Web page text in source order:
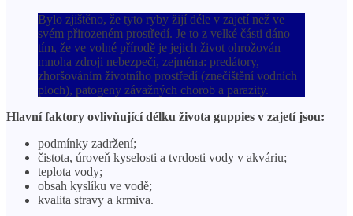
Bylo zjištěno, že tyto ryby žijí déle v zajetí než ve
svém přirozeném prostředí. Je to z velké části dáno
tím, že ve volné přírodě je jejich život ohrožován
mnoha zdroji nebezpečí, zejména: predátory,
zhoršováním životního prostředí (znečištění vodních
ploch), patogeny závažných chorob a parazity.
Hlavní faktory ovlivňující délku života guppies v zajetí jsou:
podmínky zadržení;
čistota, úroveň kyselosti a tvrdosti vody v akváriu;
teplota vody;
obsah kyslíku ve vodě;
kvalita stravy a krmiva.